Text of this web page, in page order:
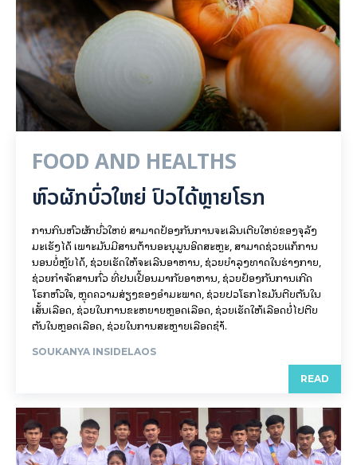
FOOD AND HEALTHS
ຫົວຜັກບົ່ວໃຫຍ່ ປົວໄດ້ຫຼາຍໂຣກ
ການກິນຫົວຜັກບົ່ວໃຫຍ່ ສາມາດປ້ອງກັນການຈະເລີນເຕີບໃຫຍ່ຂອງຈຸລັງ
ມະເຮັງໄດ້ ເພາະມັນມີສານຕ້ານອະນຸມູນອິດສະຫຼະ, ສາມາດຊ່ວຍແກ້ການ
ນອນບໍ່ຫຼັບໄດ້, ຊ່ວຍເຮັດໃຫ້ຈະເລີນອາຫານ, ຊ່ວຍບຳລຸງທາດໃນຮ່າງກາຍ,​
ຊ່ວຍກຳຈັດສານກົ່ວ ທີ່ປົນເປື້ອນມາກັບອາຫານ, ຊ່ວຍປ້ອງກັນການເກີດ
ໂຣກຫົວໃຈ,​ ຫຼຸດຄວາມສ່ຽງຂອງອຳມະພາດ, ຊ່ວຍປົວໂຣກໄຂມັນຕີບຕັນໃນ
ເສັ້ນເລືອດ, ຊ່ວຍໃນການຂະຫຍາຍຫຼອດເລືອດ, ຊ່ວຍເຮັດໃຫ້ເລືອດບໍ່ໄປຕີບ
ຕັນໃນຫຼອດເລືອດ, ຊ່ວຍໃນການສະຫຼາຍເລືອດຊຳ້.
SOUKANYA INSIDELAOS
READ